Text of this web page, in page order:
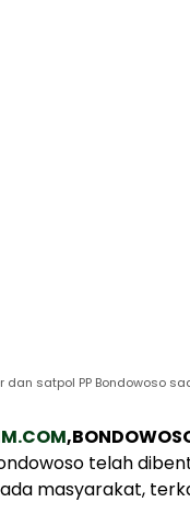
dan satpol PP Bondowoso
telah
masyarakat,